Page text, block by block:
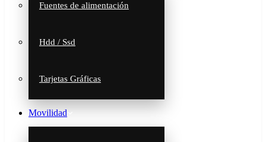
Fuentes de alimentación
Hdd / Ssd
Tarjetas Gráficas
Movilidad